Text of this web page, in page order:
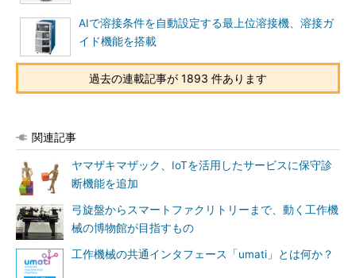
AIで溶接条件を自動設定する最上位溶接機、溶接ガ
イド機能を搭載
過去の連載記事が 1893 件あります
関連記事
ヤマザキマザック、IoTを活用したサービスに保守診
断機能を追加
弓旋盤からスマートファクリトリーまで、動く工作機
械の博物館が目指すもの
工作機械の共通インタフェース「umati」とは何か？